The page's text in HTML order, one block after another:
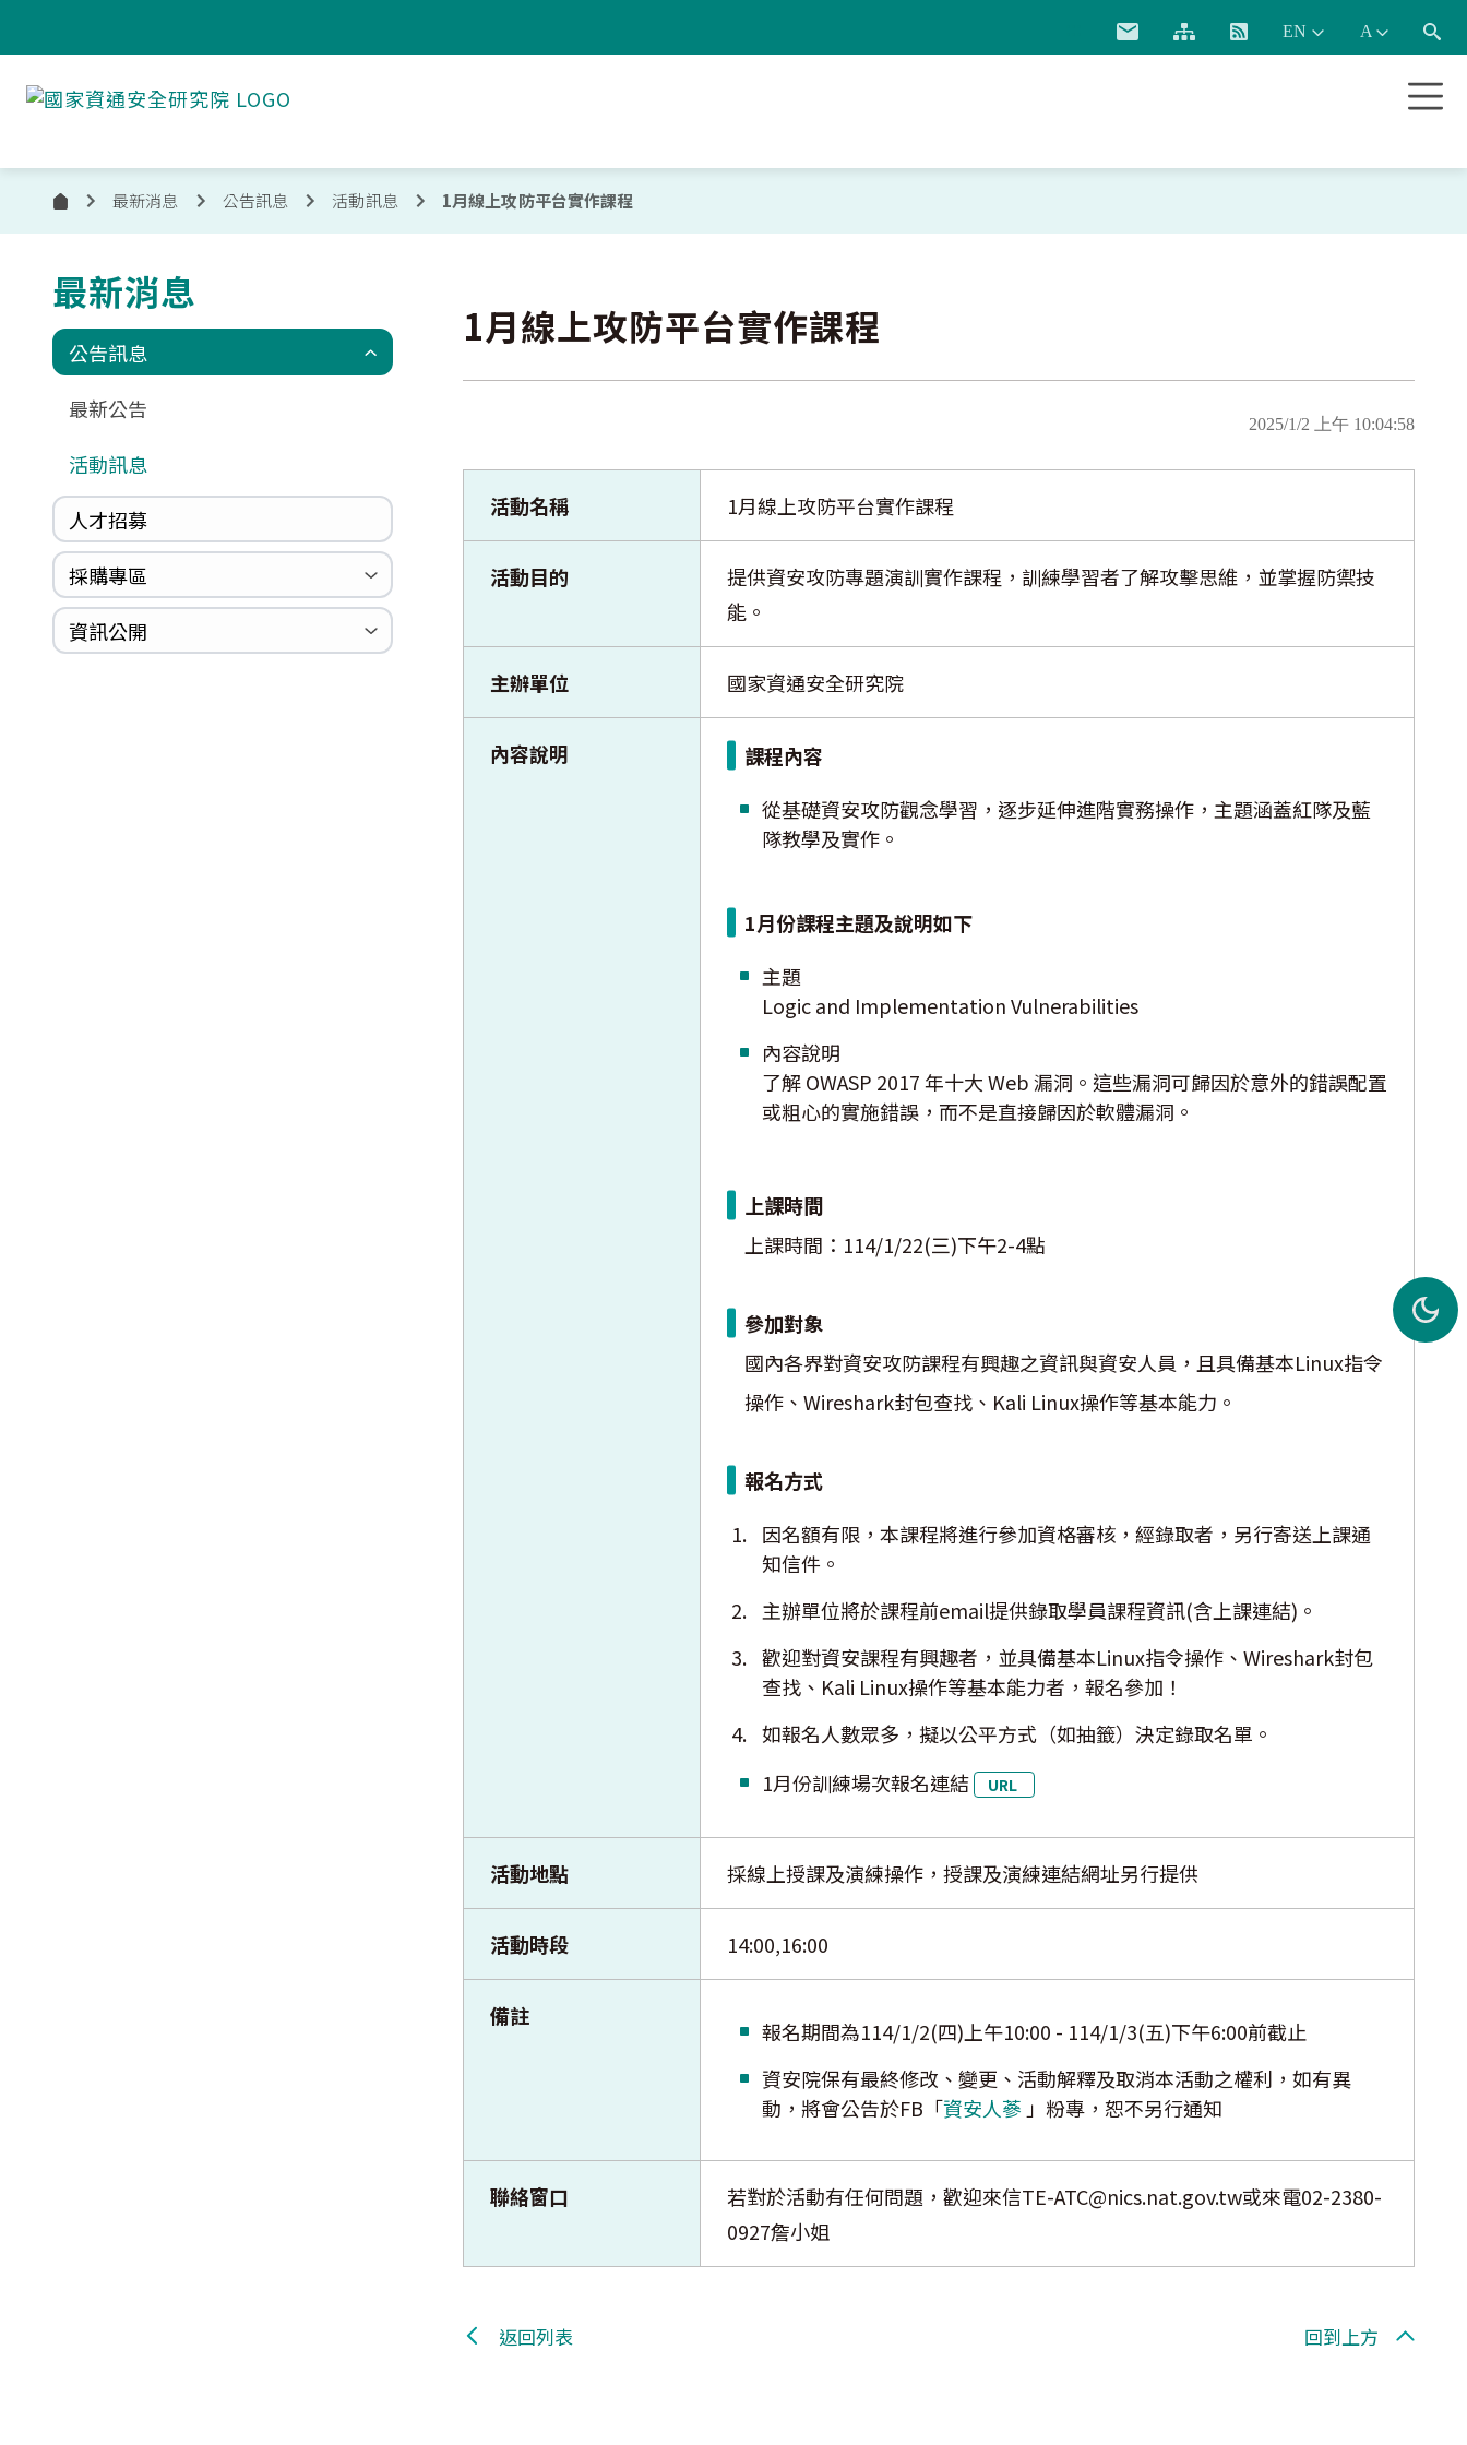
通
安
首
頁
最新消息 公告訊息 活動訊息 1月線上攻防平台實作課程
最新消息
公告訊息
最新公告
活動訊息
人才招募
採購專區
公開招標
採購公告
資訊公開
1月線上攻防平台實作課程
2025/1/2 上午 10:04:58
活動名稱 1月線上攻防平台實作課程
活動目的
提供資安攻防專題演訓實作課程，訓練學習者了解攻擊思維，並掌握防禦技
能。
主辦單位 國家資通安全研究院
內容說明
課程內容
從基礎資安攻防觀念學習，逐步延伸進階實務操作，主題涵蓋紅隊及藍
隊教學及實作。
1月份課程主題及說明如下
主題
Logic and Implementation Vulnerabilities
內容說明
了解 OWASP 2017 年十大 Web 漏洞。這些漏洞可歸因於意外的錯誤配置
或粗心的實施錯誤，而不是直接歸因於軟體漏洞。
上課時間
上課時間：114/1/22(三)下午2-4點
參加對象
國內各界對資安攻防課程有興趣之資訊與資安人員，且具備基本Linux指令
操作、Wireshark封包查找、Kali Linux操作等基本能力。
報名方式
因名額有限，本課程將進行參加資格審核，經錄取者，另行寄送上課通
知信件。
主辦單位將於課程前email提供錄取學員課程資訊(含上課連結)。
歡迎對資安課程有興趣者，並具備基本Linux指令操作、Wireshark封包
查找、Kali Linux操作等基本能力者，報名參加！
如報名人數眾多，擬以公平方式（如抽籤）決定錄取名單。
1月份訓練場次報名連結
URL
活動地點 採線上授課及演練操作，授課及演練連結網址另行提供
活動時段 14:00,16:00
備註
報名期間為114/1/2(四)上午10:00 - 114/1/3(五)下午6:00前截止
資安院保有最終修改、變更、活動解釋及取消本活動之權利，如有異
動，將會公告於FB「資安人蔘 」粉專，恕不另行通知
聯絡窗口
若對於活動有任何問題，歡迎來信TE-ATC@nics.nat.gov.tw或來電02-2380-
0927詹小姐
返回列表 回到上方